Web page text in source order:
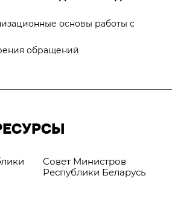
основы работы с
обращений
Совет Министров
Республики Беларусь